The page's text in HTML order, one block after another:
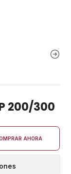
200/300
AHORA